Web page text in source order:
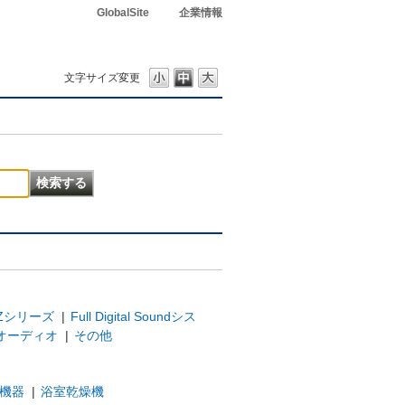
GlobalSite 企業情報
文字サイズ変更
シリーズ | Full Digital Soundシス
ーディオ
| その他
器 | 浴室乾燥機